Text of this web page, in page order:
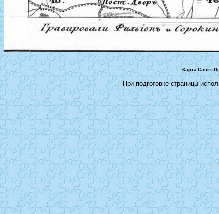
Карта Санкт-
При подготовке страницы